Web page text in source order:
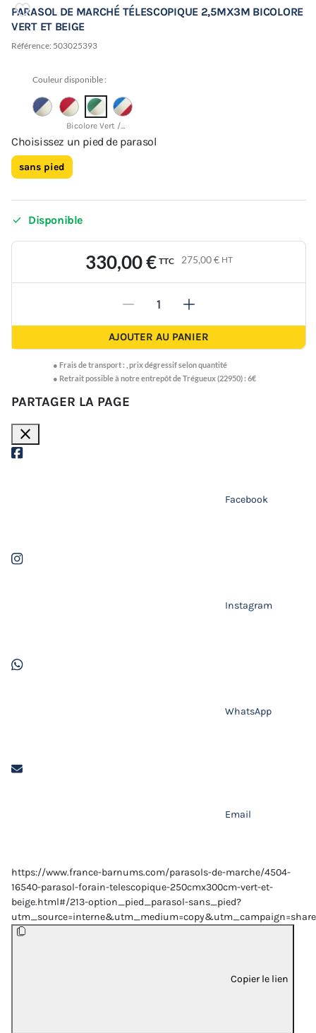
PARASOL DE MARCHÉ TÉLESCOPIQUE 2,5MX3M BICOLORE
VERT ET BEIGE
Référence: 503025393
Couleur disponible :
Bicolore Vert / Beige
Choisissez un pied de parasol
sans pied
 Disponible
330,00 € TTC 275,00 € HT
- +
AJOUTER AU PANIER
● Frais de transport : prix dégressif selon quantité
● Retrait possible à notre entrepôt de Trégueux (22950) : 6€
PARTAGER LA PAGE
close
Facebook
Instagram
WhatsApp
Email
https://www.france-barnums.com/parasols-de-marche/4504-
16540-parasol-forain-telescopique-250cmx300cm-vert-et-
beige.html#/213-option_pied_parasol-sans_pied?
Copier le lien